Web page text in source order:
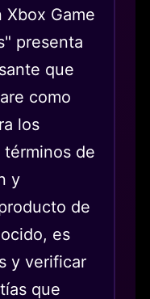
Game
presenta
que
como
los
términos de
y
de
es
y verificar
que